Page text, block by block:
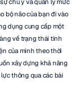
chú ý và quản lý mức
bộ não của bạn đi vào
dụng cung cấp một
về trạng thái tinh
của mình theo thời
xây dựng khả năng
thông qua các bài